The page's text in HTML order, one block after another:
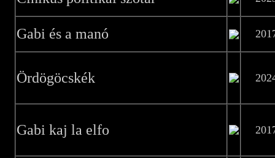
Gabi és a manó
Ördögöcskék
Gabi kaj la elfo